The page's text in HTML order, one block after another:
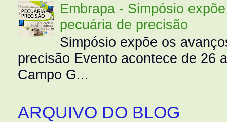
Embrapa - Simpósio
pecuária de precisão
Simpósio expõe os
precisão Evento acontece de 26
Campo G...
ARQUIVO DO BLOG